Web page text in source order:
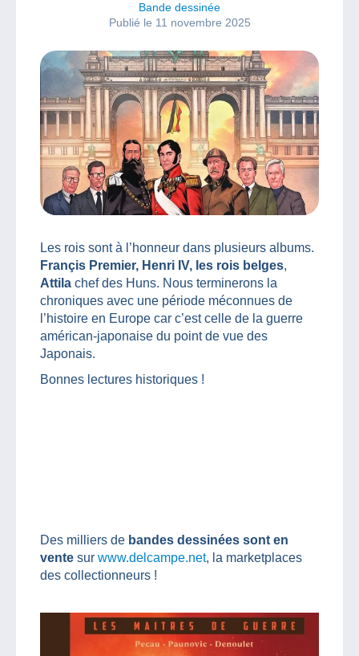
Bande dessinée
Publié le 11 novembre 2025
Les rois sont à l’honneur dans plusieurs albums.
Françis Premier, Henri IV, les rois belges,
Attila chef des Huns. Nous terminerons la
chroniques avec une période méconnues de
l’histoire en Europe car c’est celle de la guerre
américan-japonaise du point de vue des
Japonais.
Bonnes lectures historiques !
Des milliers de bandes dessinées sont en
vente sur www.delcampe.net, la marketplaces
des collectionneurs !